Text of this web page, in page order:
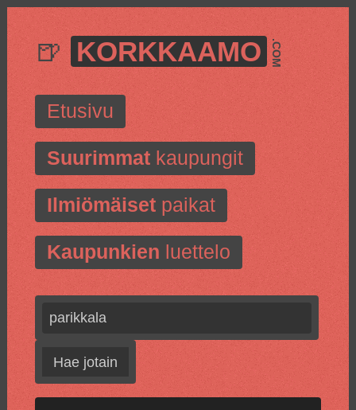
🍺 KORKKAAMO .COM
Etusivu
Suurimmatkaupungit
Ilmiömäisetpaikat
Kaupunkien luettelo
Hae jotain